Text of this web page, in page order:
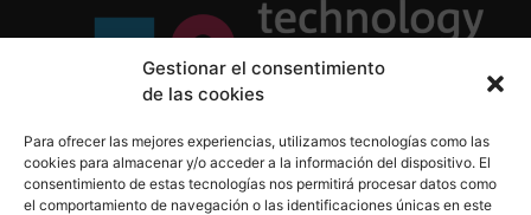
Gestionar el consentimiento
de las cookies
Para ofrecer las mejores experiencias, utilizamos tecnologías como las
cookies para almacenar y/o acceder a la información del dispositivo. El
consentimiento de estas tecnologías nos permitirá procesar datos como
el comportamiento de navegación o las identificaciones únicas en este
Política de Cookies
Aviso Legal